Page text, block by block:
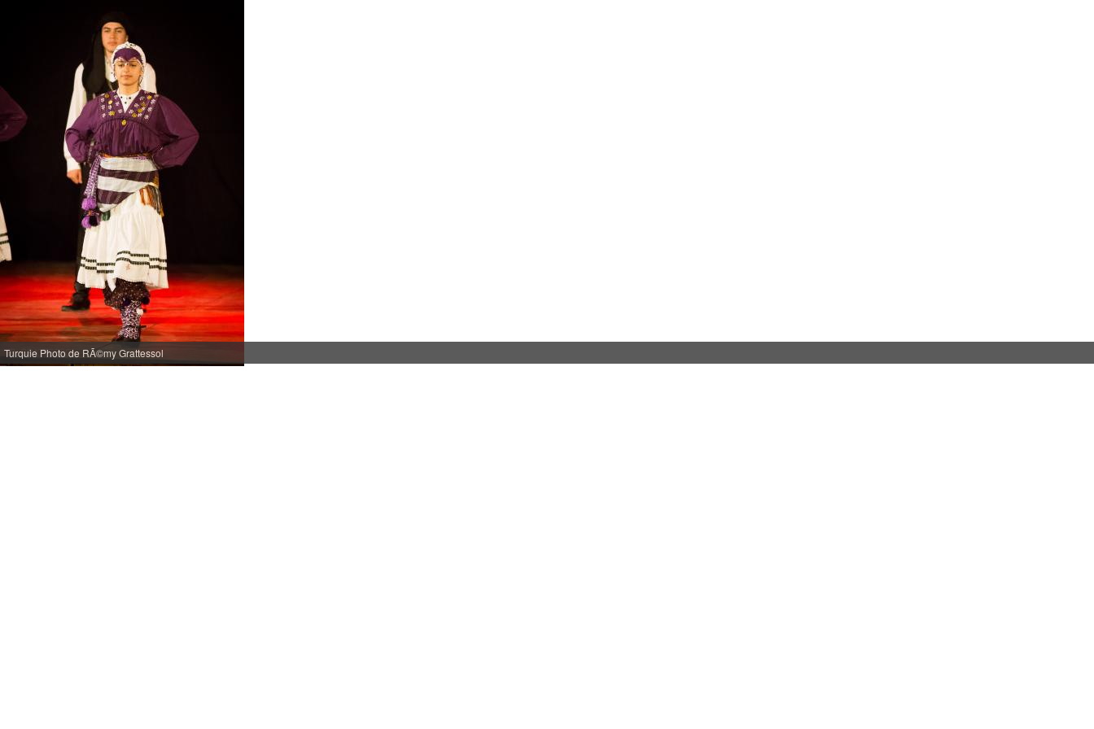
Turquie Photo de RÃ©my Grattessol